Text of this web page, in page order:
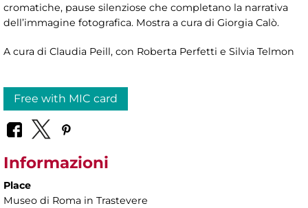
cromatiche, pause silenziose che completano la narrativa
dell’immagine fotografica. Mostra a cura di Giorgia Calò.
A cura di Claudia Peill, con Roberta Perfetti e Silvia Telmon
Free with MIC card
Informazioni
Place
Museo di Roma in Trastevere